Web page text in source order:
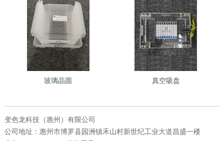
玻璃晶圆 真空吸盘
变色龙科技（惠州）有限公司
公司地址：惠州市博罗县园洲镇禾山村新世纪工业大道昌盛一楼